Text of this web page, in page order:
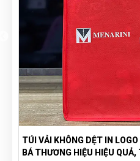
TÚI VẢI KHÔNG DỆT IN
THIỆN VỚI MÔI TRƯỜNG